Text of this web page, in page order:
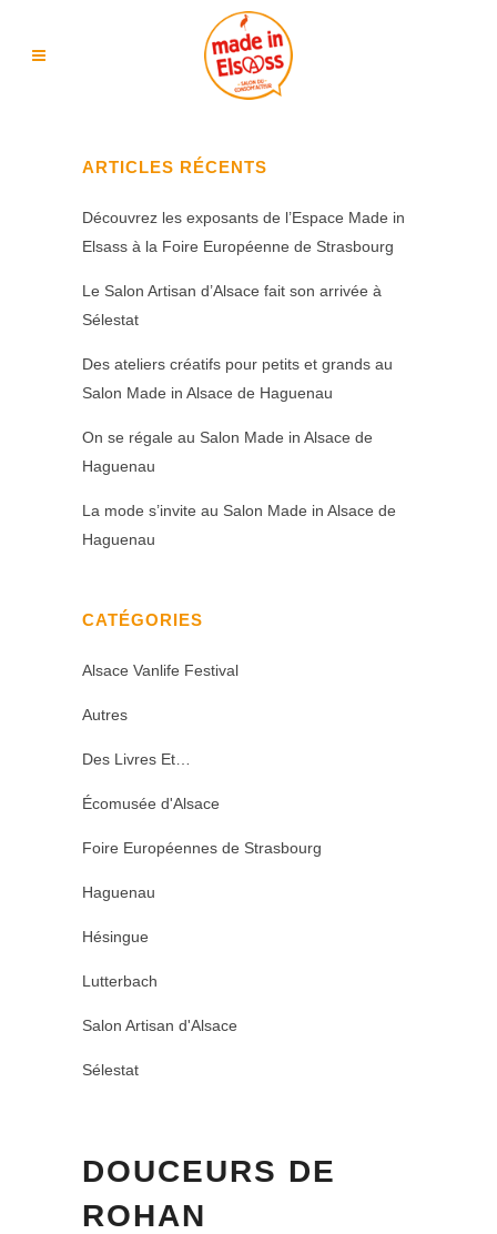
ARTICLES RÉCENTS
Découvrez les exposants de l’Espace Made in
Elsass à la Foire Européenne de Strasbourg
Le Salon Artisan d’Alsace fait son arrivée à
Sélestat
Des ateliers créatifs pour petits et grands au
Salon Made in Alsace de Haguenau
On se régale au Salon Made in Alsace de
Haguenau
La mode s’invite au Salon Made in Alsace de
Haguenau
CATÉGORIES
Alsace Vanlife Festival
Autres
Des Livres Et…
Écomusée d'Alsace
Foire Européennes de Strasbourg
Haguenau
Hésingue
Lutterbach
Salon Artisan d'Alsace
Sélestat
DOUCEURS DE
ROHAN